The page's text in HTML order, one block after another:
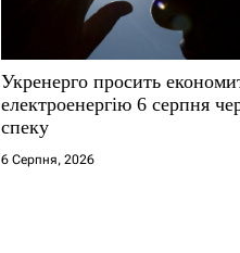
Укренерго просить
електроенергію 6 серпня
спеку
6 Серпня, 2026